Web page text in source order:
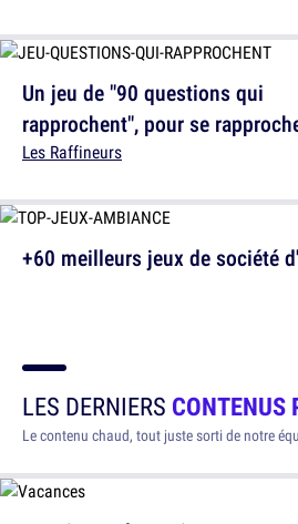
+60 meilleurs jeux de société
Un jeu de "90 questions qui
rapprochent", pour se
Les Raffineurs
LES DERNIERS CONTENUS
Le contenu chaud, tout juste sorti de notre